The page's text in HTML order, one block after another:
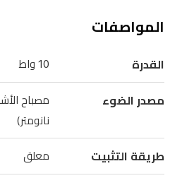
من
المواد
الكيميائية
الآفات
في
المواصفات
القدرة 10 واط
مصدر الضوء
نانومتر)
طريقة التثبيت معلق